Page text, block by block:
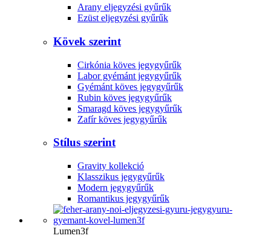
Arany eljegyzési gyűrűk
Ezüst eljegyzési gyűrűk
Kövek szerint
Cirkónia köves jegygyűrűk
Labor gyémánt jegygyűrűk
Gyémánt köves jegygyűrűk
Rubin köves jegygyűrűk
Smaragd köves jegygyűrűk
Zafír köves jegygyűrűk
Stílus szerint
Gravity kollekció
Klasszikus jegygyűrűk
Modern jegygyűrűk
Romantikus jegygyűrűk
Lumen3f